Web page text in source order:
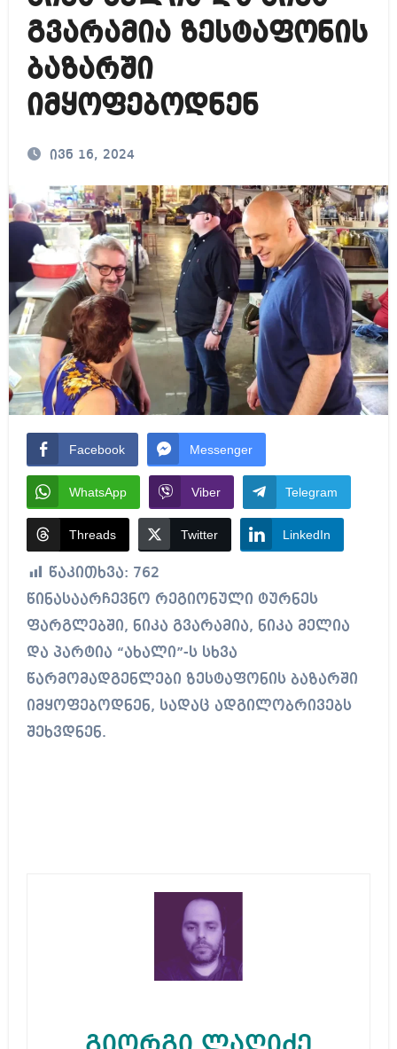
გვარამია ზესტაფონის
ბაზარში
იმყოფებოდნენ
ივნ 16, 2024
Facebook Messenger
WhatsApp Viber Telegram
Threads Twitter LinkedIn
წაკითხვა: 762
წინასაარჩევნო რეგიონული ტურნეს
ფარგლებში, ნიკა გვარამია, ნიკა მელია
და პარტია “ახალი”-ს სხვა
წარმომადგენლები ზესტაფონის ბაზარში
იმყოფებოდნენ, სადაც ადგილობრივებს
შეხვდნენ.